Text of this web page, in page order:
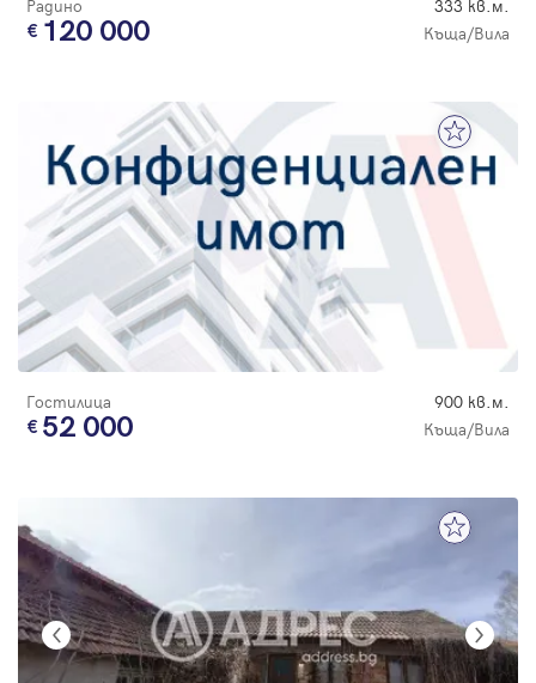
Радино 333 кв.м.
120 000 Къща/Вила
Гостилица 900 кв.м.
52 000 Къща/Вила